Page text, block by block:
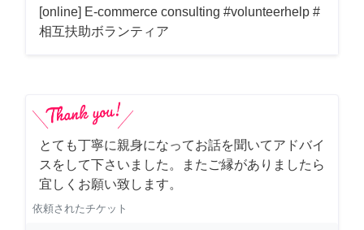
[online] E-commerce consulting #volunteerhelp #
相互扶助ボランティア
とても丁寧に親身になってお話を聞いてアドバイ
スをして下さいました。またご縁がありましたら
宜しくお願い致します。
依頼されたチケット